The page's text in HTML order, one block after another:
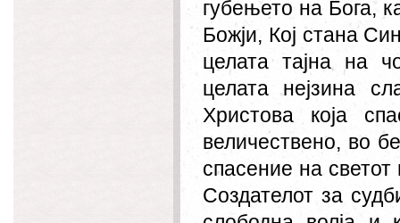
губењето на Бога,
Божји, Кој стана
целата тајна на
целата нејзина
Христова која
величествено, во
спасение на светот
Создателот за